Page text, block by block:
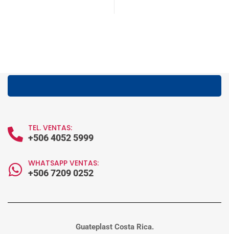
TEL. VENTAS:
+506 4052 5999
WHATSAPP VENTAS:
+506 7209 0252
Guateplast Costa Rica.